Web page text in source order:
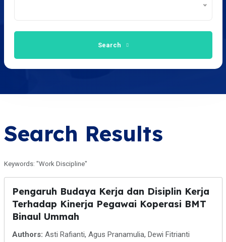
Search
Search Results
Keywords: "Work Discipline"
Pengaruh Budaya Kerja dan Disiplin Kerja
Terhadap Kinerja Pegawai Koperasi BMT
Binaul Ummah
Authors: Asti Rafianti, Agus Pranamulia, Dewi Fitrianti